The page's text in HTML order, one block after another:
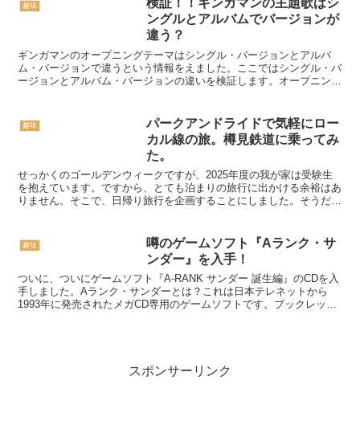
趣味
検証！！ギンガマンの主題歌はシ
ングルとアルバムでバージョンが
違う？
ギンガマンのオープニングテーマはシングル・バージョンとアルバ
ム・バージョンで違うという情報をえました。ここではシングル・バ
ージョンとアルバム・バージョンの違いを検証します。オープニング
趣味
パークアンドライドで気軽にロー
カル線の旅。樽見鉄道に乗ってみ
た。
せっかくのゴールデンウィークですが、2025年度の我が家は受験生
を抱えています。ですから、とても泊まりの旅行に出かける余裕はあ
りません。そこで、日帰り旅行を企画することにしました。そうだ断
趣味
噂のゲームソフト『Aランク・サ
ンダー』を入手！
ついに、ついにゲームソフト『A-RANK サンダー 誕生編』のCDを入
手しました。Aランク・サンダーとは？これは日本テレネットから
1993年に発売されたメガCD専用のゲームソフトです。ブックレット
スポンサーリンク